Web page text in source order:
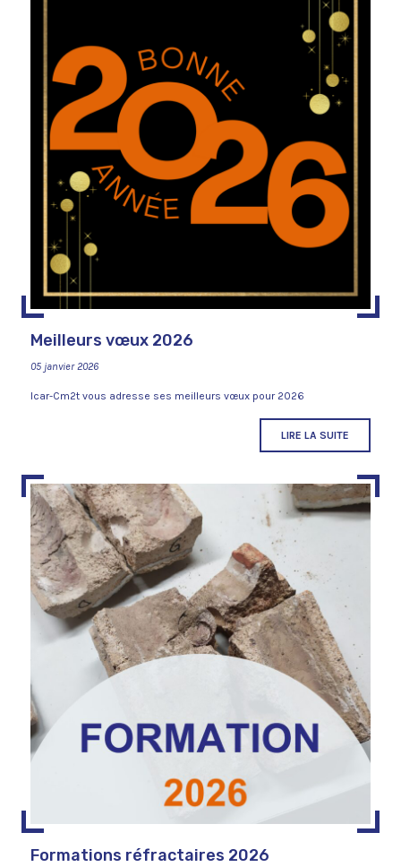
Meilleurs vœux 2026
05 janvier 2026
Icar-Cm2t vous adresse ses meilleurs vœux pour 2026
LIRE LA SUITE
Formations réfractaires 2026